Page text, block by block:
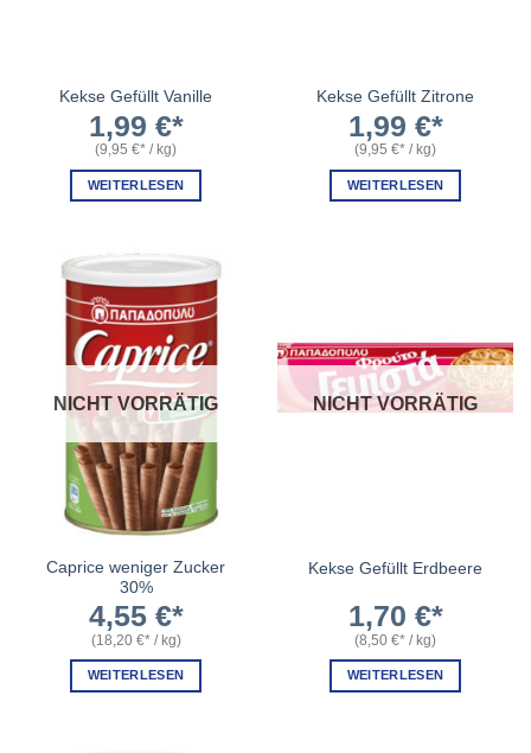
Kekse Gefüllt Vanille
1,99 €
(9,95 € /kg)
WEITERLESEN
Kekse Gefüllt Zitrone
1,99 €
(9,95 € /kg)
WEITERLESEN
NICHT VORRÄTIG
Caprice weniger Zucker
30%
4,55 €
(18,20 € /kg)
WEITERLESEN
NICHT VORRÄTIG
Kekse Gefüllt Erdbeere
1,70 €
(8,50 € /kg)
WEITERLESEN